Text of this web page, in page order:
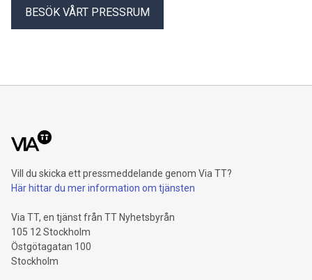
BESÖK VÅRT PRESSRUM
Vill du skicka ett pressmeddelande genom Via TT?
Här hittar du mer information om tjänsten
Via TT, en tjänst från TT Nyhetsbyrån
105 12 Stockholm
Östgötagatan 100
Stockholm